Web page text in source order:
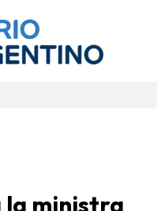
la ministra